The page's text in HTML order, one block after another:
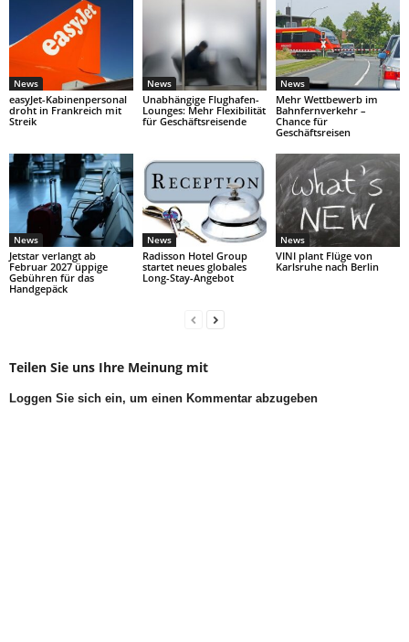
News
easyJet-Kabinenpersonal
droht in Frankreich mit
Streik
News
Unabhängige Flughafen-
Lounges: Mehr Flexibilität
für Geschäftsreisende
News
Mehr Wettbewerb im
Bahnfernverkehr –
Chance für
Geschäftsreisen
News
Jetstar verlangt ab
Februar 2027 üppige
Gebühren für das
Handgepäck
News
Radisson Hotel Group
startet neues globales
Long-Stay-Angebot
News
VINI plant Flüge von
Karlsruhe nach Berlin
Teilen Sie uns Ihre Meinung mit
Loggen Sie sich ein, um einen Kommentar abzugeben